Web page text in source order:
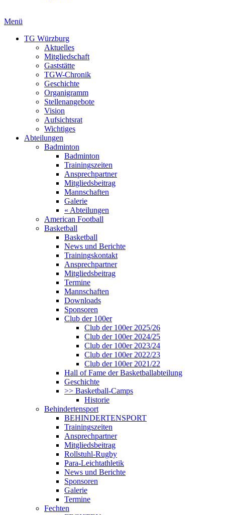
Menü
TG Würzburg
Aktuelles
Mitgliedschaft
Gaststätte
TGW-Chronik
Geschichte
Organigramm
Stellenangebote
Vision
Aufsichtsrat
Wichtiges
Abteilungen
Badminton
Badminton
Trainingszeiten
Ansprechpartner
Mitgliedsbeitrag
Mannschaften
Galerie
« Abteilungen
American Football
Basketball
Basketball
News und Berichte
Trainingskontakt
Ansprechpartner
Mitgliedsbeitrag
Termine
Mannschaften
Downloads
Sponsoren
Club der 100er
Club der 100er 2025/26
Club der 100er 2024/25
Club der 100er 2023/24
Club der 100er 2022/23
Club der 100er 2021/22
Hall of Fame der Basketballabteilung
Geschichte
>> Basketball-Camps
Historie
Behindertensport
BEHINDERTENSPORT
Trainingszeiten
Ansprechpartner
Mitgliedsbeitrag
Rollstuhl-Rugby
Para-Leichtathletik
News und Berichte
Sponsoren
Galerie
Termine
Fechten